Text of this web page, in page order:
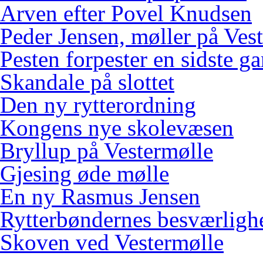
Arven efter Povel Knudsen
Peder Jensen, møller på
Pesten forpester en sidste
Skandale på slottet
Den ny rytterordning
Kongens nye skolevæsen
Bryllup på Vestermølle
Gjesing øde mølle
En ny Rasmus Jensen
Rytterbøndernes
Skoven ved Vestermølle